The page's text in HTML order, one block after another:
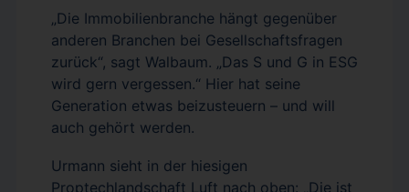
„Die Immobilienbranche hängt gegenüber
anderen Branchen bei Gesellschaftsfragen
zurück“, sagt Walbaum. „Das S und G in ESG
wird gern vergessen.“ Hier hat seine
Generation etwas beizusteuern – und will
auch gehört werden.
Urmann sieht in der hiesigen
Proptechlandschaft Luft nach oben: „Die ist